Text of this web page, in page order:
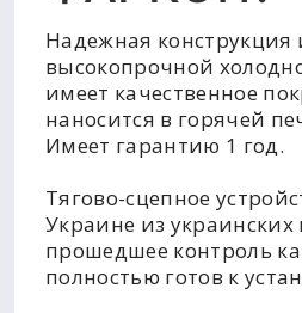
Надежная конструкция
высокопрочной
имеет качественное
наносится в горячей
Имеет гарантию 1 год.
Тягово-сцепное
Украине из украинских
прошедшее контроль
полностью готов к